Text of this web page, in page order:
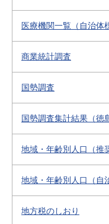
医療機関一覧（自治体
商業統計調査
国勢調査
国勢調査集計結果（徳
地域・年齢別人口（推
地域・年齢別人口（自
地方税のしおり